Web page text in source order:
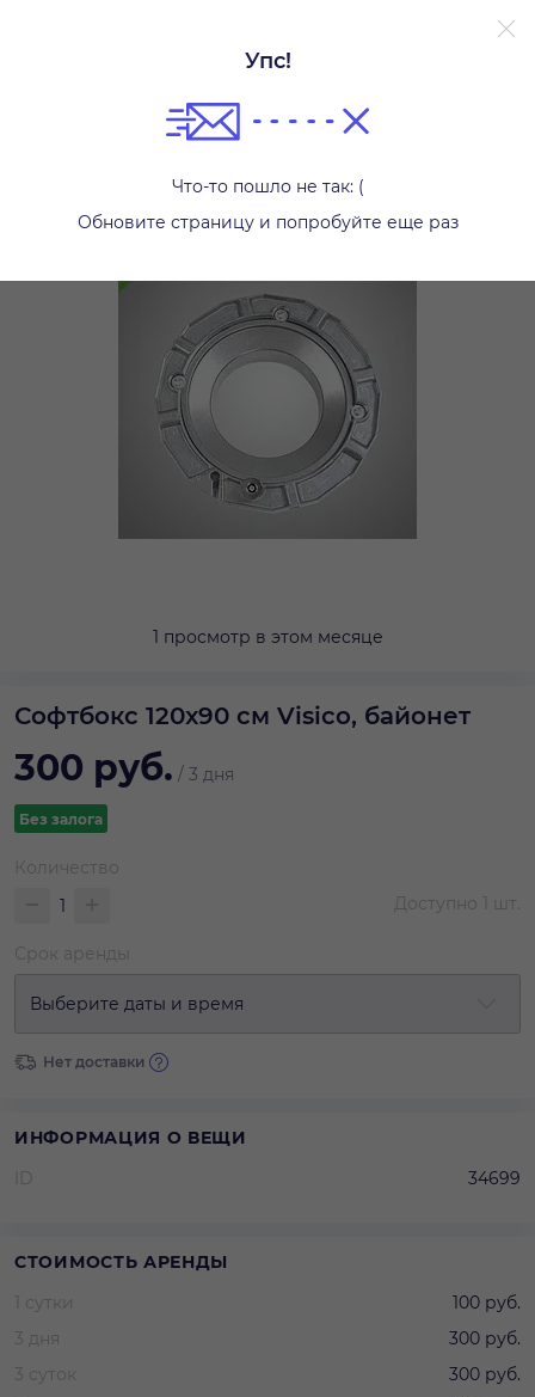
Упс!
Что-то пошло не так: (
Обновите страницу и попробуйте еще раз
1 просмотр в этом месяце
Софтбокс 120x90 см Visico, байонет
300 руб. / 3 дня
Без залога
Количество
Доступно 1 шт.
Срок аренды
Выберите даты и время
Нет доставки
ИНФОРМАЦИЯ О ВЕЩИ
ID
34699
СТОИМОСТЬ АРЕНДЫ
1 сутки
100 руб.
3 дня
300 руб.
3 суток
300 руб.